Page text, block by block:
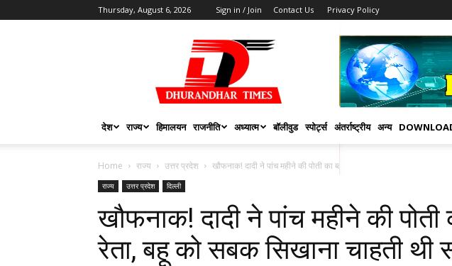
Thursday, August 6, 2026 Sign in / Join Contact Us Privacy Policy
DHURANDHAR
TIMES
देश राज्य हिमालयन राजनीति अध्यात्म बॉलीवुड स्पोर्ट्स अंतर्राष्ट्रीय अन्य
Home राज्य उत्तर प्रदेश खौफनाक! दादी ने पांच महीने की पोती का ब्लेड से गला रेता,...
राज्य उत्तर प्रदेश दिल्ली
खौफनाक! दादी ने पांच महीने की
रेता, बहू को सबक सिखाना चाहती थी